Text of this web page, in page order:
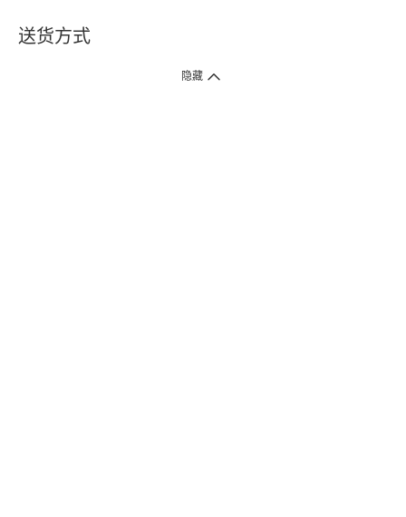
送货方式
1. 送货到府（受卫生署条例规管产品除外 ）
隐藏